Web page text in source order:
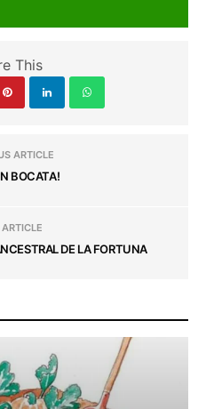
This
ARTICLE
BOCATA!
DE LA FORTUNA